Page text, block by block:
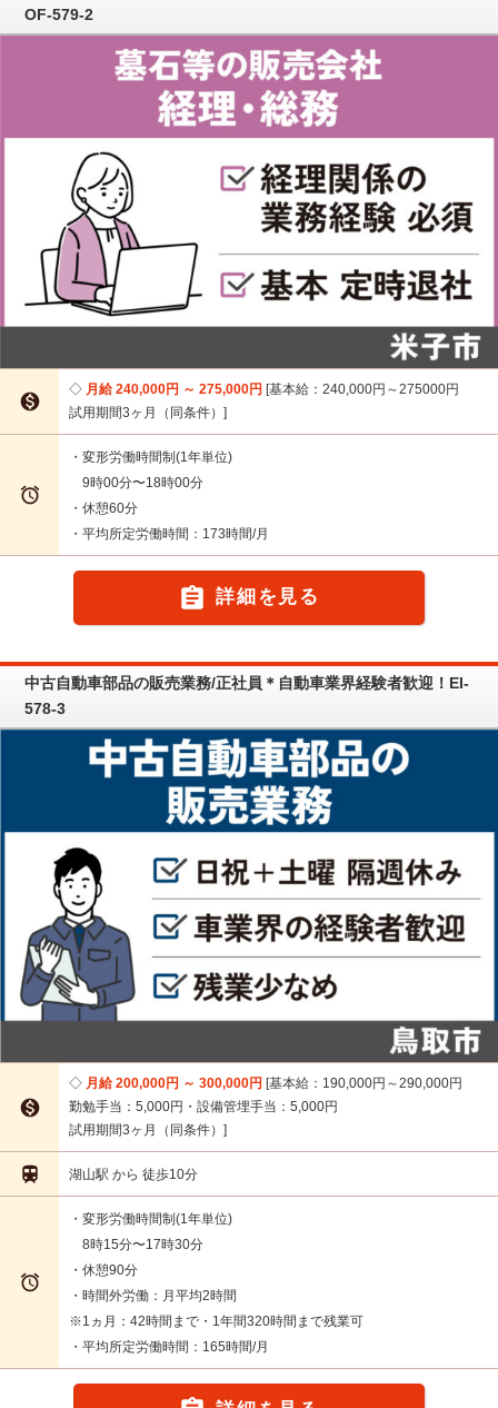
OF-579-2

月給 240,000円 ～ 275,000円 基本給：240,000円～275000円
試用期間3ヶ月（同条件）

・変形労働時間制(1年単位)
9時00分〜18時00分
・休憩60分
・平均所定労働時間：173時間/月
 詳細を見る
中古自動車部品の販売業務/正社員＊自動車業界経験者歓迎！EI-
578-3

月給 200,000円 ～ 300,000円 基本給：190,000円～290,000円
勤勉手当：5,000円・設備管埋手当：5,000円
試用期間3ヶ月（同条件）
 湖山駅 から 徒歩10分

・変形労働時間制(1年単位)
8時15分〜17時30分
・休憩90分
・時間外労働：月平均2時間
※1ヵ月：42時間まで・1年間320時間まで残業可
・平均所定労働時間：165時間/月